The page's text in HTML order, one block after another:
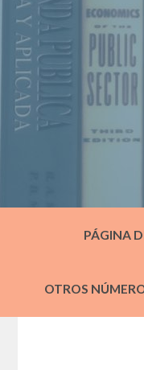
PÁGINA
OTROS